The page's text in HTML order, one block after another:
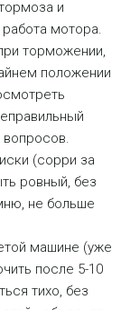
и
мотора.
торможении,
положении
(сорри за
ровный, без
не больше
машине (уже
после 5-10
тихо, без